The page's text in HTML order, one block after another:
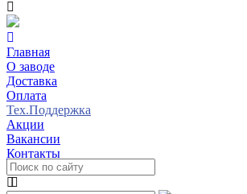
Главная
О заводе
Доставка
Оплата
Тех.Поддержка
Акции
Вакансии
Контакты